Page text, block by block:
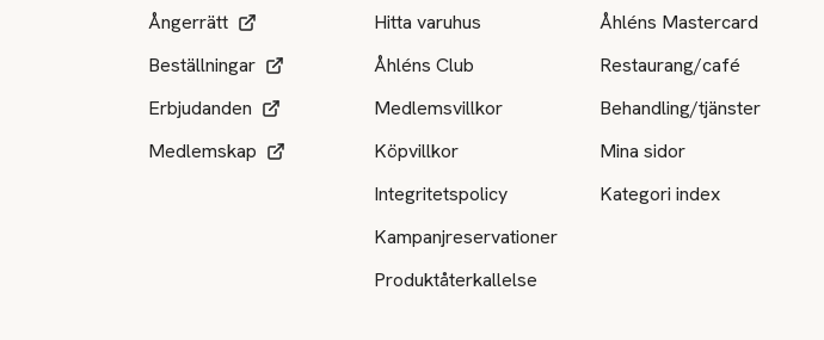
Ångerrätt
Beställningar
Erbjudanden
Medlemskap
Hitta varuhus
Åhléns Club
Medlemsvillkor
Köpvillkor
Integritetspolicy
Kampanjreservationer
Produktåterkallelse
Åhléns Mastercard
Restaurang/café
Behandling/tjänster
Mina sidor
Kategori index